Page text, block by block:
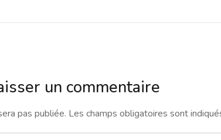
un commentaire
pas publiée. Les champs obligatoires sont